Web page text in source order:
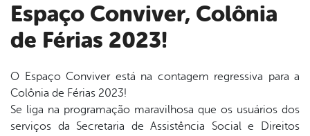
Espaço Conviver, Colônia
de Férias 2023!
O Espaço Conviver está na contagem regressiva para a
Colônia de Férias 2023!
Se liga na programação maravilhosa que os usuários dos
serviços da Secretaria de Assistência Social e Direitos